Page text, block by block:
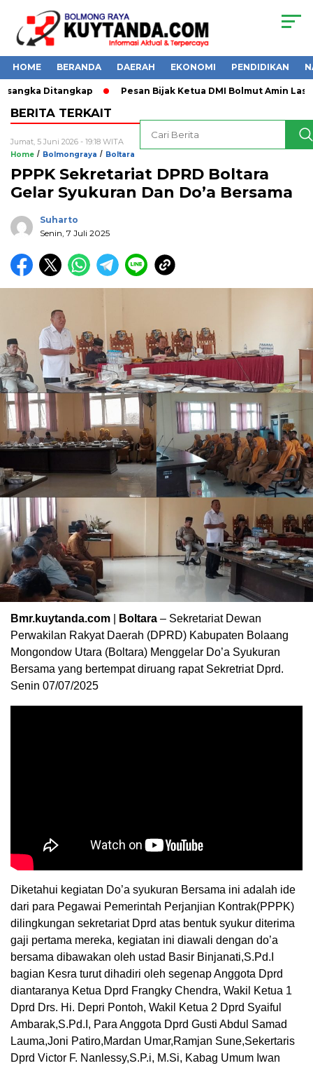
HOME BERANDA DAERAH EKONOMI PENDIDIKAN
Ditangkap Pesan Bijak Ketua DMI Bolmut Amin Lasena
Home / Bolmongraya / Boltara
PPPK Sekretariat DPRD Boltara
Gelar Syukuran Dan Do’a Bersama
Suharto
Senin, 7 Juli 2025
Bmr.kuytanda.com Boltara – Sekretariat Dewan
Perwakilan Rakyat Daerah (DPRD) Kabupaten Bolaang
Mongondow Utara (Boltara) Menggelar Do’a Syukuran
Bersama yang bertempat diruang rapat Sekretriat Dprd.
Senin 07/07/2025
Diketahui kegiatan Do’a syukuran Bersama ini adalah ide
dari para Pegawai Pemerintah Perjanjian Kontrak(PPPK)
dilingkungan sekretariat Dprd atas bentuk syukur diterima
gaji pertama mereka, kegiatan ini diawali dengan do’a
bersama dibawakan oleh ustad Basir Binjanati,S.Pd.I
bagian Kesra turut dihadiri oleh segenap Anggota Dprd
diantaranya Ketua Dprd Frangky Chendra, Wakil Ketua 1
Dprd Drs. Hi. Depri Pontoh, Wakil Ketua 2 Dprd Syaiful
Ambarak,S.Pd.I, Para Anggota Dprd Gusti Abdul Samad
Lauma,Joni Patiro,Mardan Umar,Ramjan Sune,Sekertaris
Dprd Victor F. Nanlessy,S.P.i, M.Si, Kabag Umum Iwan
BERITA TERKAIT
Jumat, 5 Juni 2026 - 19:18 WITA